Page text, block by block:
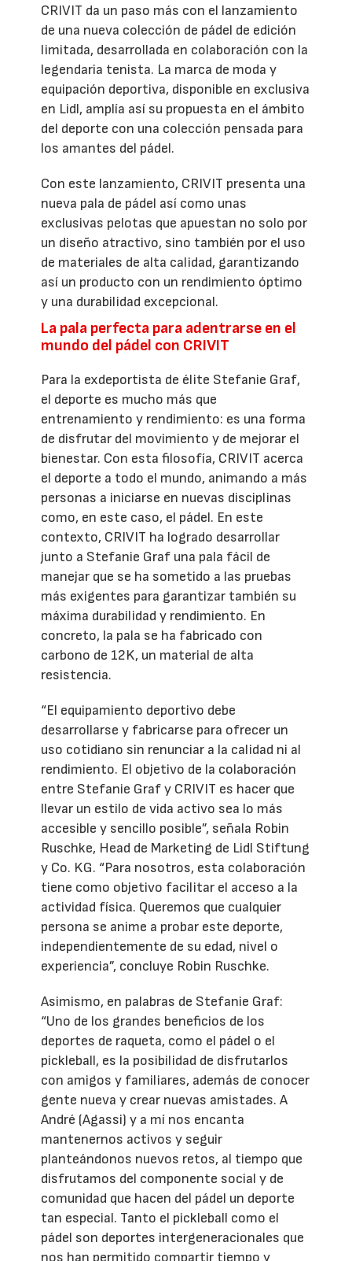
CRIVIT da un paso más con el lanzamiento
de una nueva colección de pádel de edición
limitada, desarrollada en colaboración con la
legendaria tenista. La marca de moda y
equipación deportiva, disponible en exclusiva
en Lidl, amplía así su propuesta en el ámbito
del deporte con una colección pensada para
los amantes del pádel.
Con este lanzamiento, CRIVIT presenta una
nueva pala de pádel así como unas
exclusivas pelotas que apuestan no solo por
un diseño atractivo, sino también por el uso
de materiales de alta calidad, garantizando
así un producto con un rendimiento óptimo
y una durabilidad excepcional.
La pala perfecta para adentrarse en el
mundo del pádel con CRIVIT
Para la exdeportista de élite Stefanie Graf,
el deporte es mucho más que
entrenamiento y rendimiento: es una forma
de disfrutar del movimiento y de mejorar el
bienestar. Con esta filosofía, CRIVIT acerca
el deporte a todo el mundo, animando a más
personas a iniciarse en nuevas disciplinas
como, en este caso, el pádel. En este
contexto, CRIVIT ha logrado desarrollar
junto a Stefanie Graf una pala fácil de
manejar que se ha sometido a las pruebas
más exigentes para garantizar también su
máxima durabilidad y rendimiento. En
concreto, la pala se ha fabricado con
carbono de 12K, un material de alta
resistencia.
“El equipamiento deportivo debe
desarrollarse y fabricarse para ofrecer un
uso cotidiano sin renunciar a la calidad ni al
rendimiento. El objetivo de la colaboración
entre Stefanie Graf y CRIVIT es hacer que
llevar un estilo de vida activo sea lo más
accesible y sencillo posible”, señala Robin
Ruschke, Head de Marketing de Lidl Stiftung
y Co. KG. “Para nosotros, esta colaboración
tiene como objetivo facilitar el acceso a la
actividad física. Queremos que cualquier
persona se anime a probar este deporte,
independientemente de su edad, nivel o
experiencia”, concluye Robin Ruschke.
Asimismo, en palabras de Stefanie Graf:
“Uno de los grandes beneficios de los
deportes de raqueta, como el pádel o el
pickleball, es la posibilidad de disfrutarlos
con amigos y familiares, además de conocer
gente nueva y crear nuevas amistades. A
André (Agassi) y a mí nos encanta
mantenernos activos y seguir
planteándonos nuevos retos, al tiempo que
disfrutamos del componente social y de
comunidad que hacen del pádel un deporte
tan especial. Tanto el pickleball como el
pádel son deportes intergeneracionales que
nos han permitido compartir tiempo y